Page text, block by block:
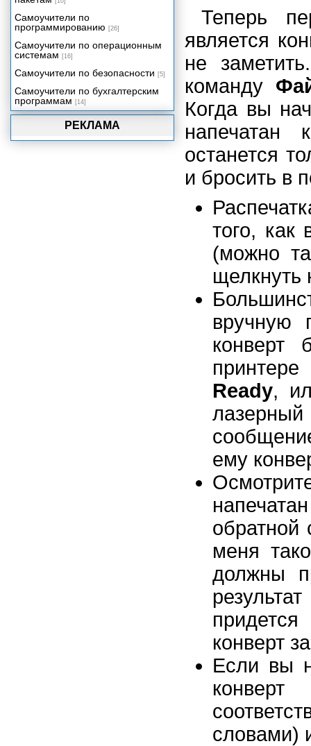
Теперь
является
не
команду
Когда вы
останется
и бросить в
того,
(можно
щелкнуть
вручную
конверт
Ready,
ему
обратной
меня
должны
конверт
Если вы
словами)
РЕКЛАМА
Самоучители по
программированию [26]
Самоучители по операционным
системам [16]
Самоучители по безопасности [5]
Самоучители по бухгалтерским
программам [14]